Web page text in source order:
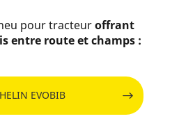
pour tracteuroffrant
entre route et champs :
EVOBIB